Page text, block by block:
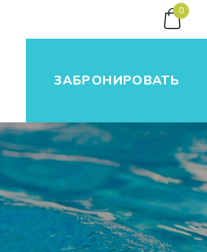
0
ЗАБРОНИРОВАТЬ